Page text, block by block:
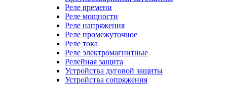
Реле времени
Реле мощности
Реле напряжения
Реле промежуточное
Реле тока
Реле электромагнитные
Релейная защита
Устройства дуговой защиты
Устройства сопряжения